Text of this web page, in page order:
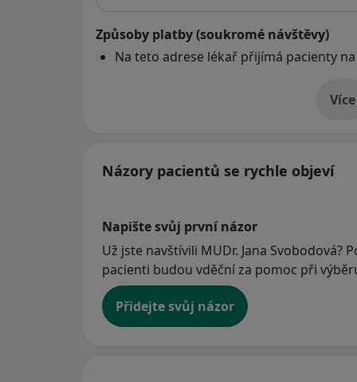
Způsoby platby (soukromé návštěvy)
Na teto adrese lékař přijímá pacienty
Více
o
Názory pacientů se rychle objeví
Napište svůj první názor
Už jste navštívili MUDr. Jana Svobodová?
pacienti budou vděční za pomoc při
Přidejte svůj názor